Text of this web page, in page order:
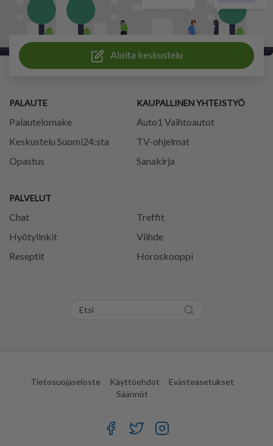
Aloita keskustelu
PALAUTE
Palautelomake
Keskustelu Suomi24:sta
Opastus
PALVELUT
Chat
Treffit
Hyötylinkit
Viihde
Reseptit
Horoskooppi
KAUPALLINEN YHTEISTYÖ
Auto1 Vaihtoautot
TV-ohjelmat
Sanakirja
Tietosuojaseloste Käyttöehdot
Evästeasetukset
Säännöt